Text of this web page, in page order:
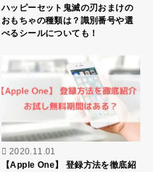
ハッピーセット鬼滅の刃おまけの
おもちゃの種類は？識別番号や選
べるシールについても！
2020.11.01
【Apple One】 登録方法を徹底紹